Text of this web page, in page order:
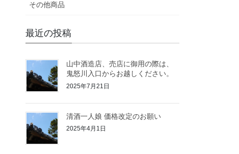
その他商品
最近の投稿
山中酒造店、売店に御用の際は、
鬼怒川入口からお越しください。
2025年7月21日
清酒一人娘 価格改定のお願い
2025年4月1日